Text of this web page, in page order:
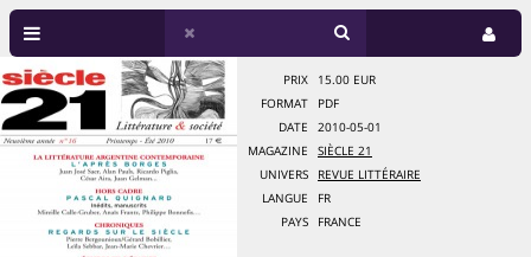
PRIX
15.00 EUR
FORMAT
PDF
DATE
2010-05-01
MAGAZINE
SIÈCLE 21
UNIVERS
REVUE LITTÉRAIRE
LANGUE
FR
PAYS
FRANCE